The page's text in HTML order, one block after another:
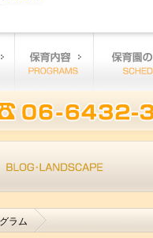
ラム